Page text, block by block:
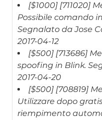
[$1000] [711020]
Possibile comando
Segnalato da Jose
2017-04-12
[$500] [713686]
spoofing in Blink.
2017-04-20
[$500] [708819]
Utilizzare dopo
riempimento